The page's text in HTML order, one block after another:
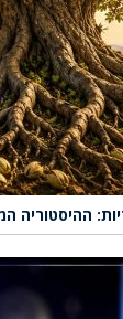
ההיסטוריה